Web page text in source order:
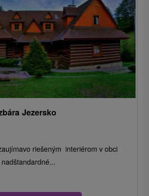
Jezersko
riešeným interiérom v obci